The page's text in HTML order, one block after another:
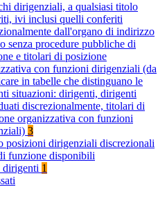
dirigenziali, a qualsiasi titolo
ivi inclusi quelli conferiti
dall'organo di indirizzo
senza procedure pubbliche di
e titolari di posizione
con funzioni dirigenziali (da
in tabelle che distinguano le
situazioni: dirigenti, dirigenti
discrezionalmente, titolari di
organizzativa con funzioni
3
posizioni dirigenziali discrezionali
funzione disponibili
dirigenti 1